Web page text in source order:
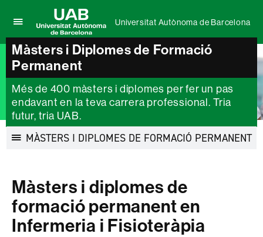
per
desplegar
el
menú
de
Universitat
Autònoma
de
Barcelona
UAB
Universitat
Autònoma
de
Barcelona
Universitat Autònoma de Barcelona
Màsters i Diplomes de Formació
Permanent
Més de 400 màsters i diplomes per fer un pas
endavant en la teva carrera professional. Tria
futur, tria UAB.
MÀSTERS I DIPLOMES DE FORMACIÓ PERMANENT
Màsters i diplomes de
formació permanent en
Infermeria i Fisioteràpia